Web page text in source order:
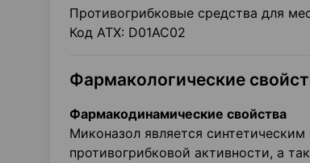
Противогрибковые средства для
Код АТХ: D01AC02
Фармакологические
Фармакодинамические свойства
Миконазол является
противогрибковой активности, а